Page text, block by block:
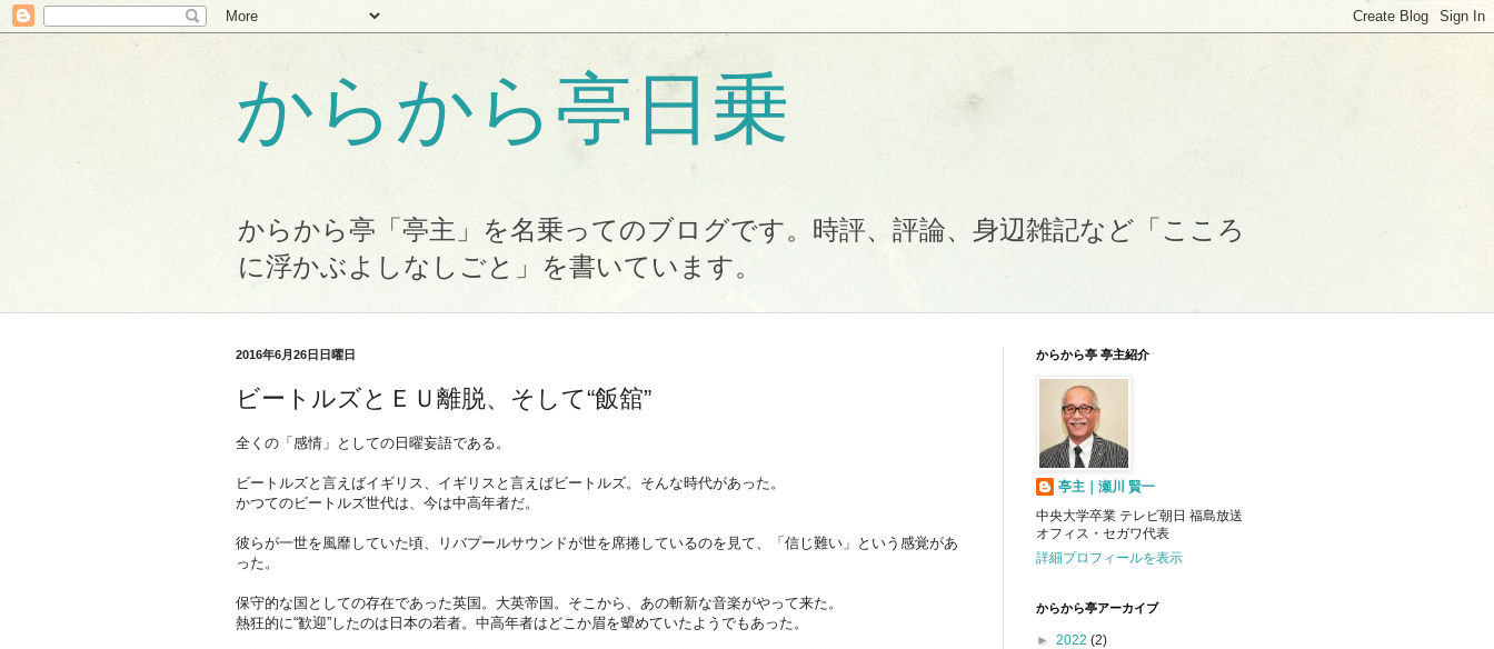
からから亭日乗
からから亭「亭主」を名乗ってのブログです。時評、評論、身辺雑記など「こころ
に浮かぶよしなしごと」を書いています。
2016年6月26日日曜日
ビートルズとＥＵ離脱、そして“飯舘”
全くの「感情」としての日曜妄語である。
ビートルズと言えばイギリス、イギリスと言えばビートルズ。そんな時代があった。
かつてのビートルズ世代は、今は中高年者だ。
彼らが一世を風靡していた頃、リバプールサウンドが世を席捲しているのを見て、「信じ難い」という感覚があ
った。
保守的な国としての存在であった英国。大英帝国。そこから、あの斬新な音楽がやって来た。
熱狂的に“歓迎”したのは日本の若者。中高年者はどこか眉を顰めていたようでもあった。
からから亭 亭主紹介
亭主｜瀬川 賢一
中央大学卒業 テレビ朝日 福島放送
オフィス・セガワ代表
詳細プロフィールを表示
からから亭アーカイブ
► 2022 (2)